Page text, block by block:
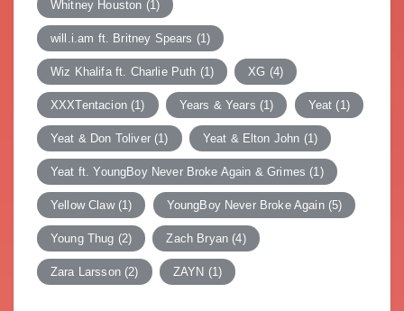
Whitney Houston (1)
will.i.am ft. Britney Spears (1)
Wiz Khalifa ft. Charlie Puth (1) XG (4)
XXXTentacion(1) Years & Years (1) Yeat (1)
Yeat & Don Toliver(1) Yeat & Elton John (1)
Yeat ft. YoungBoy Never Broke Again & Grimes (1)
Yellow Claw(1) YoungBoy Never Broke Again(5)
Young Thug (2) Zach Bryan (4)
Zara Larsson(2) ZAYN (1)